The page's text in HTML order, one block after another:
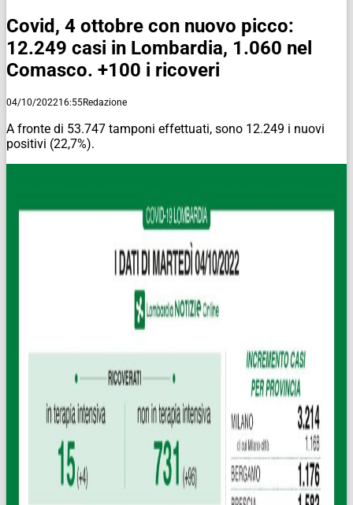
Covid, 4 ottobre con nuovo picco:
12.249 casi in Lombardia, 1.060 nel
Comasco. +100 i ricoveri
04/10/202216:55Redazione
A fronte di 53.747 tamponi effettuati, sono 12.249 i nuovi
positivi (22,7%).